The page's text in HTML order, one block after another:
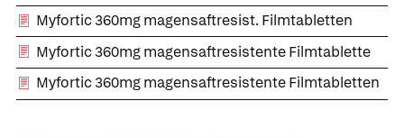
Myfortic 360mg magensaftresist. Filmtabletten
Myfortic 360mg magensaftresistente Filmtablette
Myfortic 360mg magensaftresistente Filmtabletten